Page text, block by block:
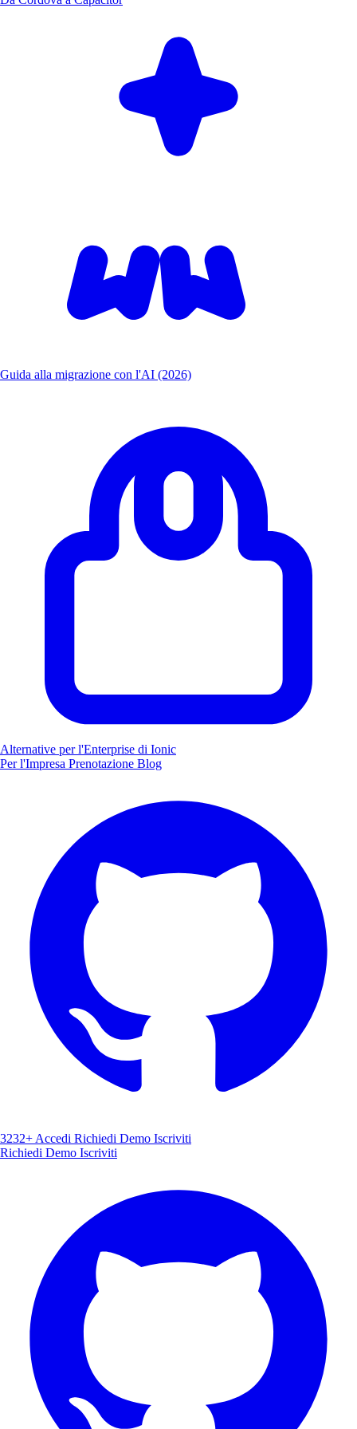
Guida alla migrazione con l'AI (2026)
Alternative per l'Enterprise di Ionic
Per l'Impresa Prenotazione Blog
3232+ Accedi Richiedi Demo Iscriviti
Richiedi Demo Iscriviti